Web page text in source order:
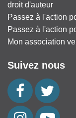
droit d'auteur
Passez à l'action
Passez à l'action
Mon association
Suivez nous